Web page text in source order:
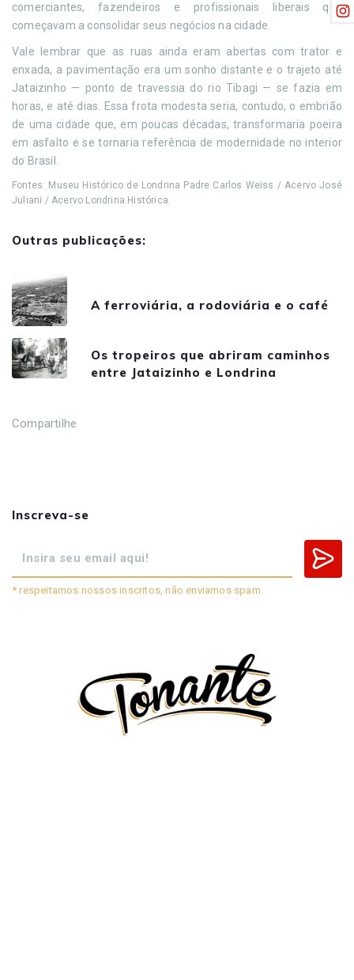
comerciantes, fazendeiros e profissionais liberais que
começavam a consolidar seus negócios na cidade.
Vale lembrar que as ruas ainda eram abertas com trator e
enxada, a pavimentação era um sonho distante e o trajeto até
Jataizinho — ponto de travessia do rio Tibagi — se fazia em
horas, e até dias. Essa frota modesta seria, contudo, o embrião
de uma cidade que, em poucas décadas, transformaria poeira
em asfalto e se tornaria referência de modernidade no interior
do Brasil.
Fontes: Museu Histórico de Londrina Padre Carlos Weiss / Acervo José
Juliani / Acervo Londrina Histórica.
Outras publicações:
A ferroviária, a rodoviária e o café
Os tropeiros que abriram caminhos
entre Jataizinho e Londrina
Compartilhe
Inscreva-se
* respeitamos nossos inscritos, não enviamos spam.